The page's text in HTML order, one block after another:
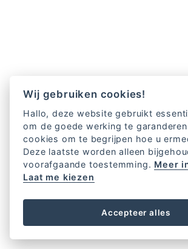
Wij gebruiken cookies!
Hallo, deze website gebruikt
om de goede werking te
cookies om te begrijpen hoe u
Deze laatste worden alleen
voorafgaande toestemming. Meer
Laat me kiezen
Accepteer alles